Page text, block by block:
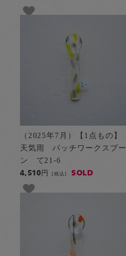
（2025年7月）【1点もの】
天気雨 パッチワークスプー
ン て21-6
4,510円[税込] SOLD